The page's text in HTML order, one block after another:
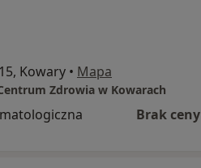
Kowary • Mapa
Zdrowia w Kowarach
Brak ceny